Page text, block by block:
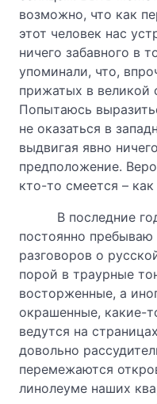
возможно, что как
этот человек нас
ничего забавного в
упоминали, что,
прижатых в великой
Попытаюсь
не оказаться в
выдвигая явно
предположение.
кто-то смеется –
В последние
постоянно
разговоров о
порой в траурные
восторженные, а
окрашенные, какие-
ведутся на
довольно
перемежаются
линолеуме наших